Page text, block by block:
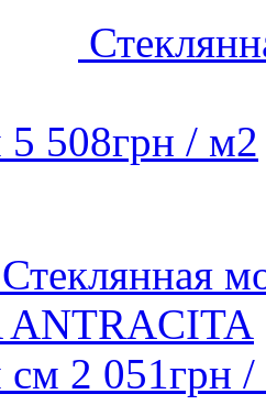
5 508грн / м2
Стеклянная
см 2 051грн /